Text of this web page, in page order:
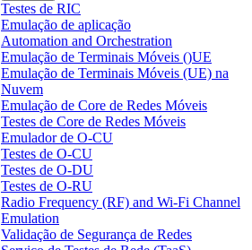
Testes de RIC
Emulação de aplicação
Automation and Orchestration
Emulação de Terminais Móveis ()UE
Emulação de Terminais Móveis (UE) na
Nuvem
Emulação de Core de Redes Móveis
Testes de Core de Redes Móveis
Emulador de O-CU
Testes de O-CU
Testes de O-DU
Testes de O-RU
Radio Frequency (RF) and Wi-Fi Channel
Emulation
Validação de Segurança de Redes